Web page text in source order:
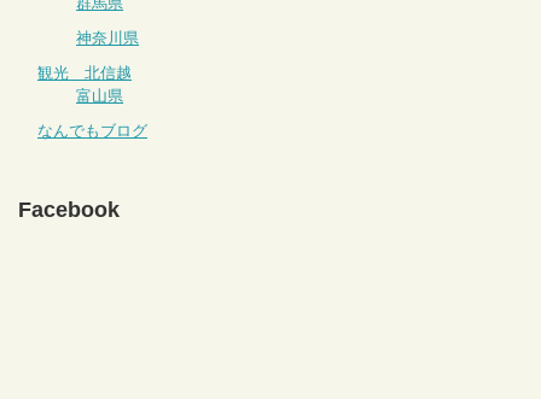
神奈川県
観光 北信越
富山県
なんでもブログ
Facebook